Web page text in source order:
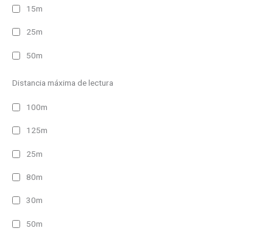
15m
25m
50m
Distancia máxima de lectura
100m
125m
25m
80m
30m
50m